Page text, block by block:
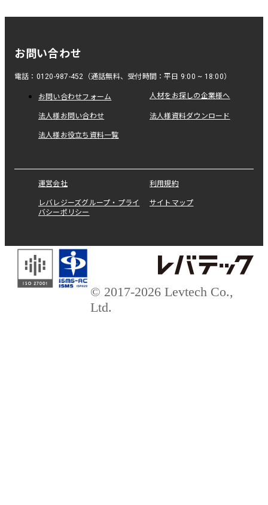
お問い合わせ
電話：0120-987-452（通話無料、受付時間：平日 9:00 ~ 18:00）
お問い合わせフォーム 人材をお探しの企業様へ
法人様お問い合わせ 法人様資料ダウンロード
法人様お役立ち資料一覧
運営会社 利用規約
レバレジーズグループ・プライ
バシーポリシー
サイトマップ
© 2017-2026 Levtech Co.,
Ltd.